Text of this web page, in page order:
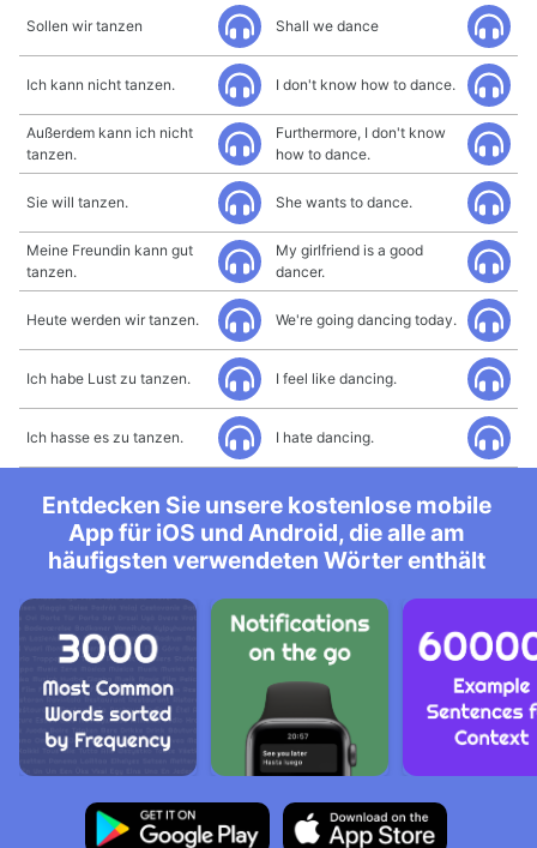
Sollen wir tanzen Shall we dance
Ich kann nicht tanzen. I don't know how to dance.
Außerdem kann ich nicht
tanzen.
Furthermore, I don't know
how to dance.
Sie will tanzen. She wants to dance.
Meine Freundin kann gut
tanzen.
My girlfriend is a good
dancer.
Heute werden wir tanzen. We're going dancing today.
Ich habe Lust zu tanzen. I feel like dancing.
Ich hasse es zu tanzen. I hate dancing.
Entdecken Sie unsere kostenlose mobile
App für iOS und Android, die alle am
häufigsten verwendeten Wörter enthält